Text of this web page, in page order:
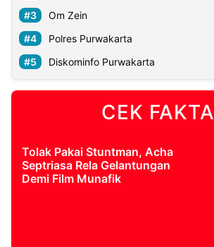
Om Zein
Polres Purwakarta
Diskominfo Purwakarta
CEK FAKTA
Tolak Pakai Stuntman, Acha
Septriasa Rela Gelantungan
Demi Film Munafik